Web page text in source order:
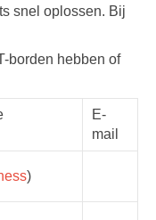
snel oplossen. Bij
borden hebben of
E-
mail
)